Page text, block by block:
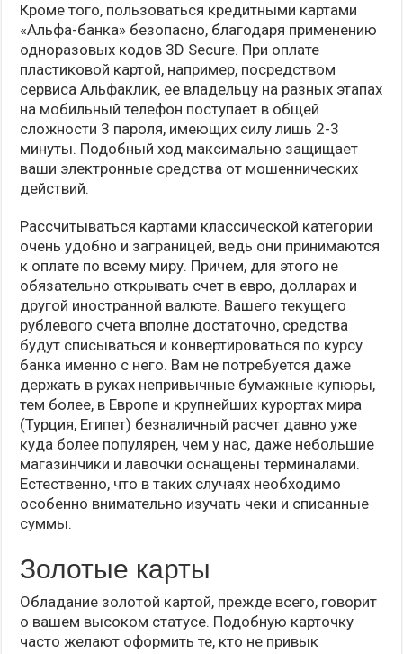
Кроме того, пользоваться кредитными картами
«Альфа-банка» безопасно, благодаря применению
одноразовых кодов 3D Secure. При оплате
пластиковой картой, например, посредством
сервиса Альфаклик, ее владельцу на разных этапах
на мобильный телефон поступает в общей
сложности 3 пароля, имеющих силу лишь 2-3
минуты. Подобный ход максимально защищает
ваши электронные средства от мошеннических
действий.
Рассчитываться картами классической категории
очень удобно и заграницей, ведь они принимаются
к оплате по всему миру. Причем, для этого не
обязательно открывать счет в евро, долларах и
другой иностранной валюте. Вашего текущего
рублевого счета вполне достаточно, средства
будут списываться и конвертироваться по курсу
банка именно с него. Вам не потребуется даже
держать в руках непривычные бумажные купюры,
тем более, в Европе и крупнейших курортах мира
(Турция, Египет) безналичный расчет давно уже
куда более популярен, чем у нас, даже небольшие
магазинчики и лавочки оснащены терминалами.
Естественно, что в таких случаях необходимо
особенно внимательно изучать чеки и списанные
суммы.
Золотые карты
Обладание золотой картой, прежде всего, говорит
о вашем высоком статусе. Подобную карточку
часто желают оформить те, кто не привык